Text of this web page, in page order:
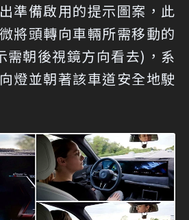
準備啟用的提示圖案，此
將頭轉向車輛所需移動的
需朝後視鏡方向看去)，系
燈並朝著該車道安全地駛